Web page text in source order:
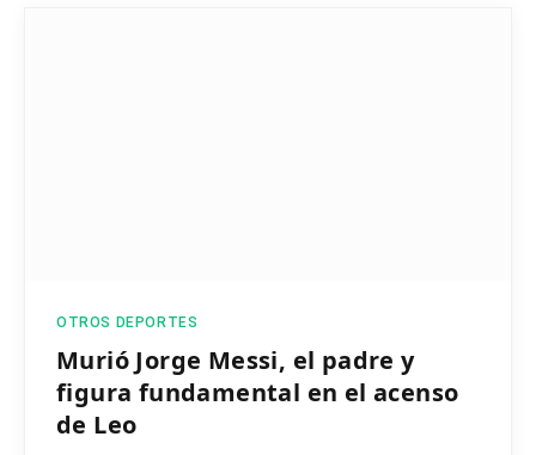
OTROS DEPORTES
Murió Jorge Messi, el padre y
figura fundamental en el acenso
de Leo